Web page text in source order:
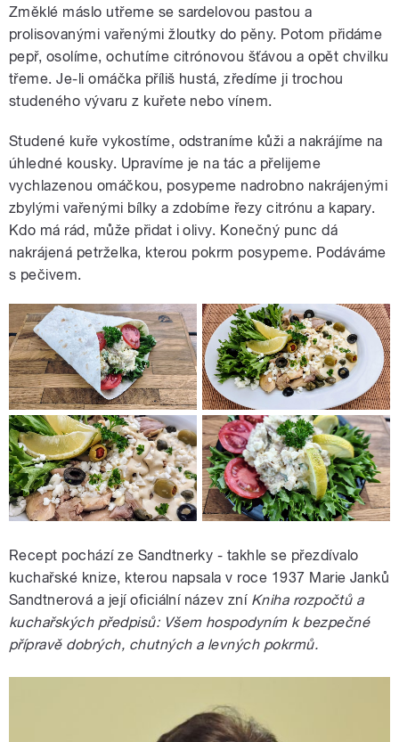
Změklé máslo utřeme se sardelovou pastou a
prolisovanými vařenými žloutky do pěny. Potom přidáme
pepř, osolíme, ochutíme citrónovou šťávou a opět chvilku
třeme. Je-li omáčka příliš hustá, zředíme ji trochou
studeného vývaru z kuřete nebo vínem.
Studené kuře vykostíme, odstraníme kůži a nakrájíme na
úhledné kousky. Upravíme je na tác a přelijeme
vychlazenou omáčkou, posypeme nadrobno nakrájenými
zbylými vařenými bílky a zdobíme řezy citrónu a kapary.
Kdo má rád, může přidat i olivy. Konečný punc dá
nakrájená petrželka, kterou pokrm posypeme. Podáváme
s pečivem.
Recept pochází ze Sandtnerky - takhle se přezdívalo
kuchařské knize, kterou napsala v roce 1937 Marie Janků
Sandtnerová a její oficiální název zní Kniha rozpočtů a
kuchařských předpisů: Všem hospodyním k bezpečné
přípravě dobrých, chutných a levných pokrmů.